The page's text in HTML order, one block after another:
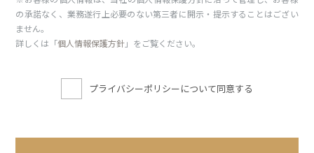
の承諾なく、業務遂行上必要のない第三者に開示・提示することはござい
ません。
詳しくは「個人情報保護方針」をご覧ください。
プライバシーポリシーについて同意する